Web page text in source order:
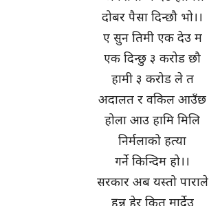
दोबर पैसा दिन्छौ भो।।
ए सुन तिमी एक देउ म
एक दिन्छु ३ करोड छौ
हामी ३ करोड ले त
अदालत र वकिल आउँछ
होला आउ हामि मिलि
निर्मलाको हत्या
गर्ने किन्दिम हो।।
सरकार अब यस्तो पाराले
हुन्न हेर कित मार्देउ